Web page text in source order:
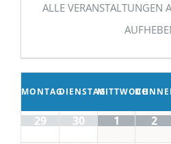
ALLE VERANSTALTUNGEN
MONTAGDIENSTAGMITTWOCH
29 30 1 2